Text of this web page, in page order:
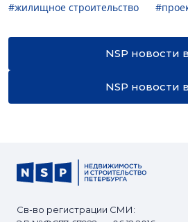
#жилищное строительство
NSP новости в
NSP новости в
Св-во регистрации СМИ: